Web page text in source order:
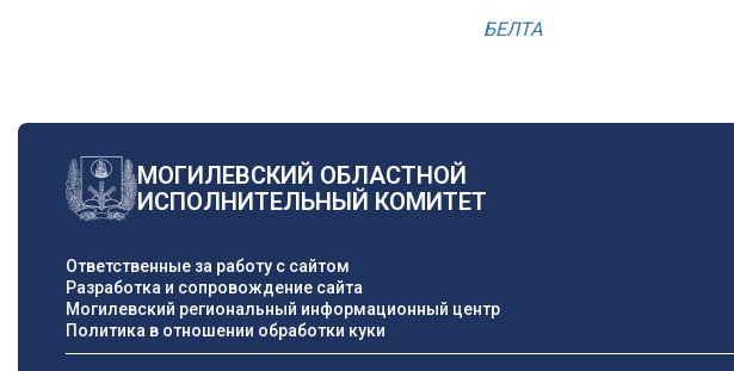
БЕЛТА
МОГИЛЕВСКИЙ ОБЛАСТНОЙ
ИСПОЛНИТЕЛЬНЫЙ КОМИТЕТ
Ответственные за работу с сайтом
Разработка и сопровождение сайта
Могилевский региональный информационный центр
Политика в отношении обработки куки